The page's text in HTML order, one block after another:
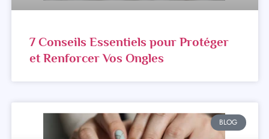
7 Conseils Essentiels pour Protéger
et Renforcer Vos Ongles
BLOG